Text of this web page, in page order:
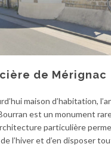
de Mérignac
maison d’habitation,
est un monument
particulière
l’hiver et d’en disposer